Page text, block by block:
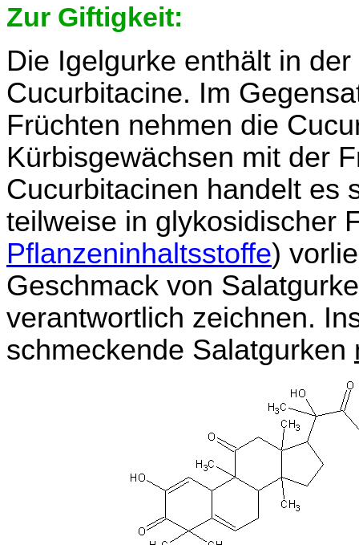
Zur Giftigkeit:
Die Igelgurke enthält in
Cucurbitacine. Im
Früchten nehmen die
Kürbisgewächsen mit der
Cucurbitacinen handelt es
teilweise in glykosidischer
Pflanzeninhaltsstoffe)
Geschmack von
verantwortlich zeichnen.
schmeckende Salatgurken